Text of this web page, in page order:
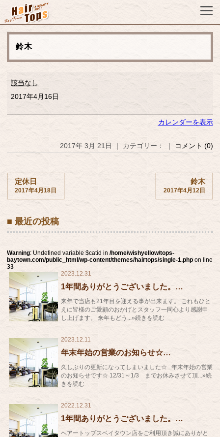
鈴木
木該当なし
2017年4月16日
カレンダーを表示
2017年 3月 21日 ｜ カテゴリー： ｜ コメント (0)
定休日
2017年4月18日
鈴木
2017年4月12日
■ 最近の投稿
Warning: Undefined variable $catid in/home/wishyellow/tops-
baytown.com/public_html/wp-content/themes/hairtops/single-1.php on line
33
2023.12.31
1年間ありがとうございました。…
来年で当店も21年目を迎える事が出来ます。 これもひと
えに皆様のご愛顧のおかげとスタッフ一同心より感謝申
し上げます。 来年もどう...»続きを読む
2023.12.11
年末年始の営業のお知らせ☆…
久しぶりの更新になってしまいました☆ 年末年始の営業
のお知らせです☆ 12/31～1/3 までお休みさせて頂...»続
きを読む
2022.12.31
1年間ありがとうございました。…
ヘアートップスベイタウン店をご利用頂き誠にありがと